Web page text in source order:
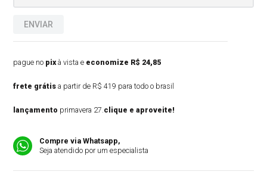
ENVIAR
pague no pixà vista e economize R$ 24,85
frete grátis a partir de R$ 419 para todo o brasil
lançamento primavera 27.clique e aproveite!
Compre via Whatsapp,
Seja atendido por um especialista